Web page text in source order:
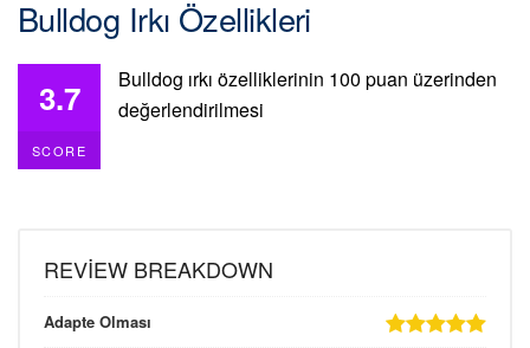
Bulldog Irkı Özellikleri
3.7
SCORE
Bulldog ırkı özelliklerinin 100 puan üzerinden
değerlendirilmesi
REVIEW BREAKDOWN
Adapte Olması